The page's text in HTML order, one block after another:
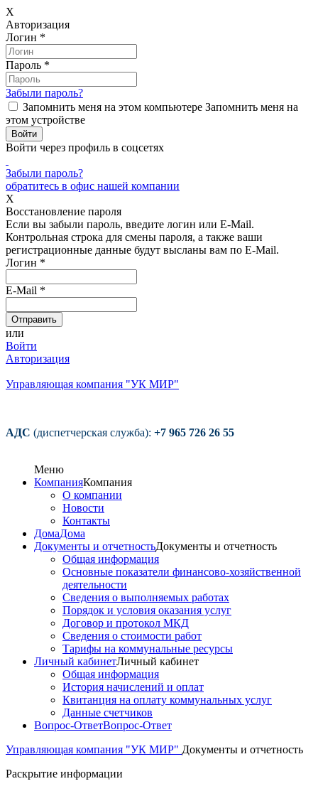
X
Авторизация
Логин *
Пароль *
Забыли пароль?
Запомнить меня на этом компьютере Запомнить меня на
этом устройстве
Войти через профиль в соцсетях
Забыли пароль?
обратитесь в офис нашей компании
X
Восстановление пароля
Если вы забыли пароль, введите логин или E-Mail.
Контрольная строка для смены пароля, а также ваши
регистрационные данные будут высланы вам по E-Mail.
Логин *
E-Mail *
или
Войти
Авторизация
Управляющая компания "УК МИР"
АДС (диспетчерская служба): +7 965 726 26 55
Меню
КомпанияКомпания
О компании
Новости
Контакты
ДомаДома
Документы и отчетностьДокументы и отчетность
Общая информация
Основные показатели финансово-хозяйственной
деятельности
Сведения о выполняемых работах
Порядок и условия оказания услуг
Договор и протокол МКД
Сведения о стоимости работ
Тарифы на коммунальные ресурсы
Личный кабинетЛичный кабинет
Общая информация
История начислений и оплат
Квитанция на оплату коммунальных услуг
Данные счетчиков
Вопрос-ОтветВопрос-Ответ
Управляющая компания "УК МИР" Документы и отчетность
Раскрытие информации